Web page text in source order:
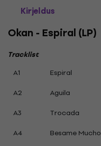
Kirjeldus
Okan - Espiral (LP)
Tracklist
A1
Espiral
A2
Aguila
A3
Trocada
A4
Besame Mucho